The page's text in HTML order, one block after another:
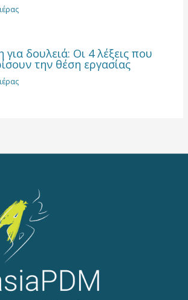
για δουλειά: Οι 4 λέξεις που
την θέση εργασίας